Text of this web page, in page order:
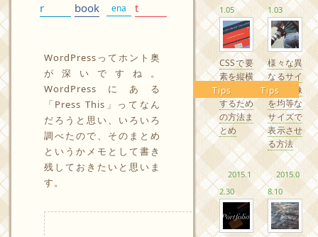
r
book
ena
t
WordPressってホント奥
が深いですね。
WordPressにある
「Press This」ってなん
だろうと思い、いろいろ
調べたので、そのまとめ
というかメモとして書き
残しておきたいと思いま
す。
1.05
Tips
CSSで要
素を縦横
中央配置
するため
の方法ま
とめ
1.03
Tips
様々な異
なるサイ
ズの画像
を均等な
サイズで
表示させ
る方法
2015.1
2.30
2015.0
8.10